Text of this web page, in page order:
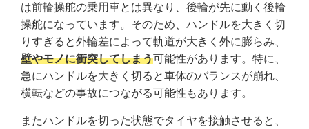
は前輪操舵の乗用車とは異なり、後輪が先に動く後輪
操舵になっています。そのため、ハンドルを大きく切
りすぎると外輪差によって軌道が大きく外に膨らみ、
壁やモノに衝突してしまう可能性があります。特に、
急にハンドルを大きく切ると車体のバランスが崩れ、
横転などの事故につながる可能性もあります。
またハンドルを切った状態でタイヤを接触させると、